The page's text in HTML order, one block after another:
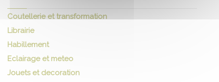
Coutellerie et transformation
Librairie
Habillement
Eclairage et meteo
Jouets et decoration